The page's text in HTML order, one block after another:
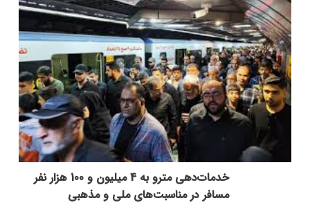
خدمات‌دهي مترو به 4 ميليون و 100 هزار نفر
مسافر در مناسبت‌هاي ملي و مذهبي